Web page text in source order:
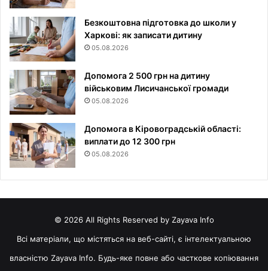
Безкоштовна підготовка до школи у
Харкові: як записати дитину
05.08.2026
Допомога 2 500 грн на дитину
військовим Лисичанської громади
05.08.2026
Допомога в Кіровоградській області:
виплати до 12 300 грн
05.08.2026
© 2026 All Rights Reserved by Zayava Info
Всі матеріали, що містяться на веб-сайті, є інтелектуальною
власністю Zayava Info. Будь-яке повне або часткове копіювання